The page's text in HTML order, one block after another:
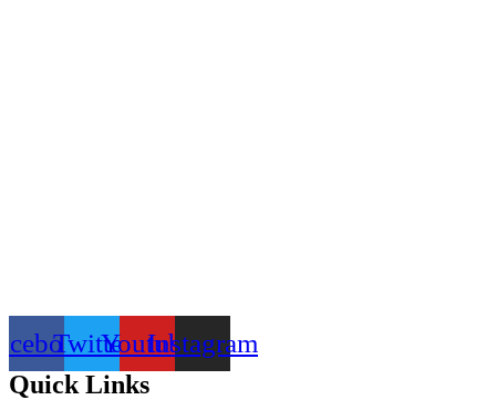
TwitterYoutubeInstagram
Quick Links